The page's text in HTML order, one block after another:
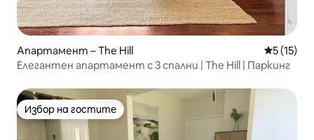
Апартамент – The Hill Средна
5 (15)
Елегантен апартамент с 3 спални | The Hill | Паркинг
Избор на гостите
Избор на гостите